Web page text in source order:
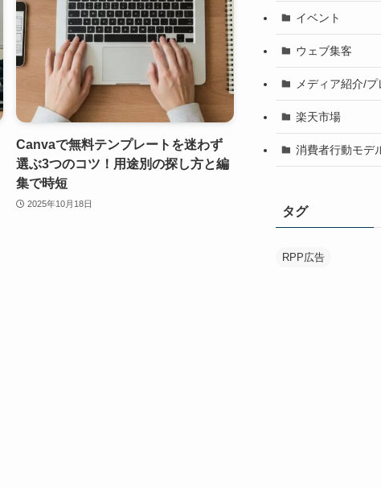
Canvaで無料テンプレートを迷わず
選ぶ3つのコツ！用途別の探し方と編
集で時短
2025年10月18日
イベント
ウェブ集客
メディア紹介/
楽天市場
消費者行動モデ
タグ
RPP広告